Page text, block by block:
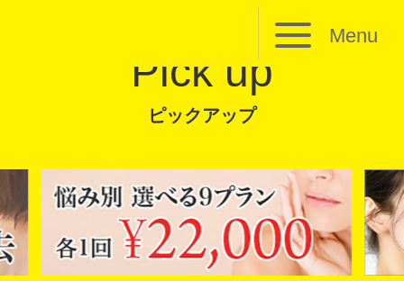
Menu
Pick up
ピックアップ